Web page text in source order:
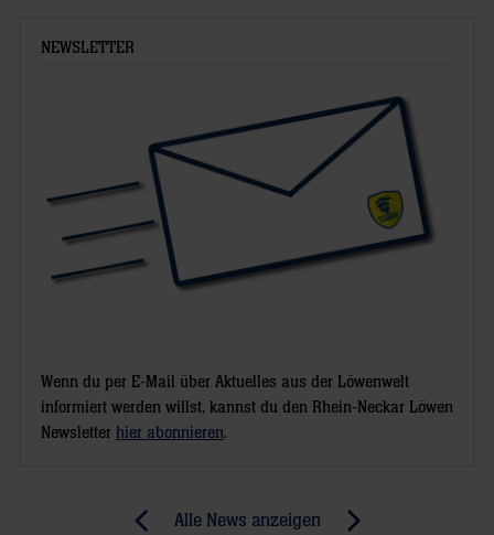
NEWSLETTER
Wenn du per E-Mail über Aktuelles aus der Löwenwelt
informiert werden willst, kannst du den Rhein-Neckar Löwen
Newsletter hier abonnieren.
Alle News anzeigen